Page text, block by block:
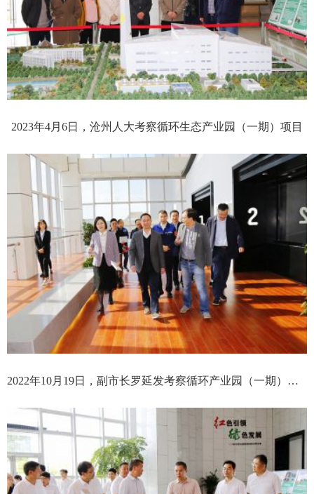
2023年4月6日，沧州人大考察循环生态产业园（一期）项目
2022年10月19日，副市长罗延发考察循环产业园（一期）项目